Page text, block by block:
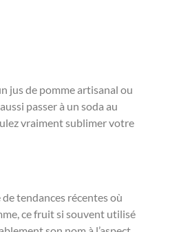
jus de pomme artisanal ou
passer à un soda au
vraiment sublimer votre
de tendances récentes où
ce fruit si souvent utilisé